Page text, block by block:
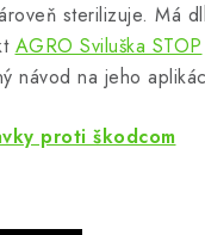
sterilizuje. Má
AGRO Sviluška STOP
návod na jeho
proti škodcom